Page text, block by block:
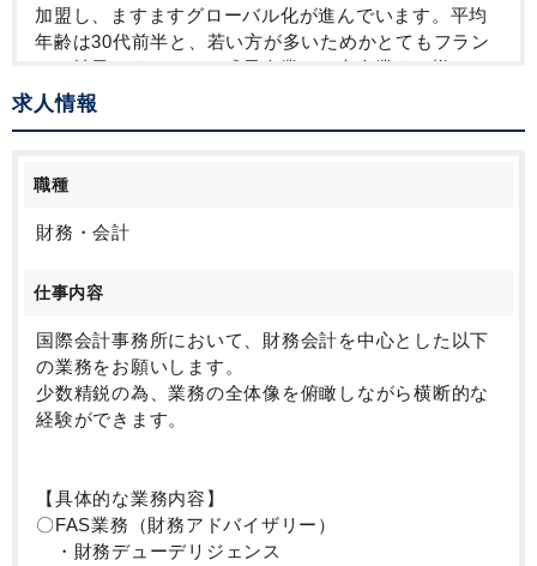
加盟し、ますますグローバル化が進んでいます。平均
年齢は30代前半と、若い方が多いためかとてもフラン
クな社風です。また、成長企業から大企業まで様々な
企業の担当になれる環境です。
ていきたい”という方にマッチします。
また、会社設立や上場準備も支援しているので、成長
企業から大企業まで様々なクライアントに関わること
“スタートアップから上場企業まで幅広い経験を積みた
い！”という方はぜひエントリーをご検討ください。
求人情報
職種
財務・会計
仕事内容
国際会計事務所において、財務会計を中心とした以下
の業務をお願いします。
少数精鋭の為、業務の全体像を俯瞰しながら横断的な
経験ができます。
【具体的な業務内容】
〇FAS業務（財務アドバイザリー）
・財務デューデリジェンス